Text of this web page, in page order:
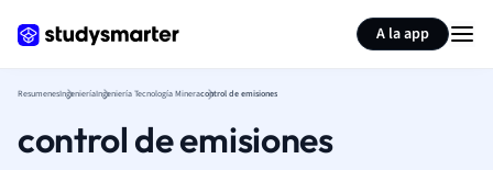
A la app
ResumenesIngenieríaIngeniería Tecnología Mineracontrol de emisiones
control de emisiones
Resumir página